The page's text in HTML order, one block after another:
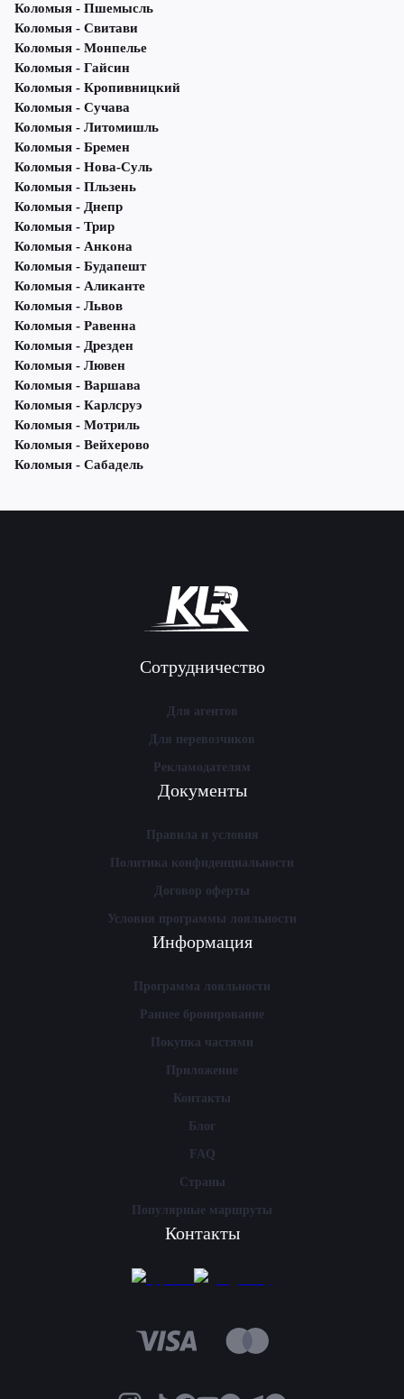
Коломыя - Пшемысль
Коломыя - Свитави
Коломыя - Монпелье
Коломыя - Гайсин
Коломыя - Кропивницкий
Коломыя - Сучава
Коломыя - Литомишль
Коломыя - Бремен
Коломыя - Нова-Суль
Коломыя - Пльзень
Коломыя - Днепр
Коломыя - Трир
Коломыя - Анкона
Коломыя - Будапешт
Коломыя - Аликанте
Коломыя - Львов
Коломыя - Равенна
Коломыя - Дрезден
Коломыя - Лювен
Коломыя - Варшава
Коломыя - Карлсруэ
Коломыя - Мотриль
Коломыя - Вейхерово
Коломыя - Сабадель
Сотрудничество
Для агентов
Для перевозчиков
Рекламодателям
Документы
Правила и условия
Политика конфиденциальности
Договор оферты
Условия программы лояльности
Информация
Программа лояльности
Раннее бронирование
Покупка частями
Приложение
Контакты
Блог
FAQ
Страны
Популярные маршруты
Контакты